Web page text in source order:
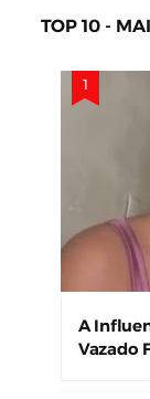
TOP 10 -
A
Vazado